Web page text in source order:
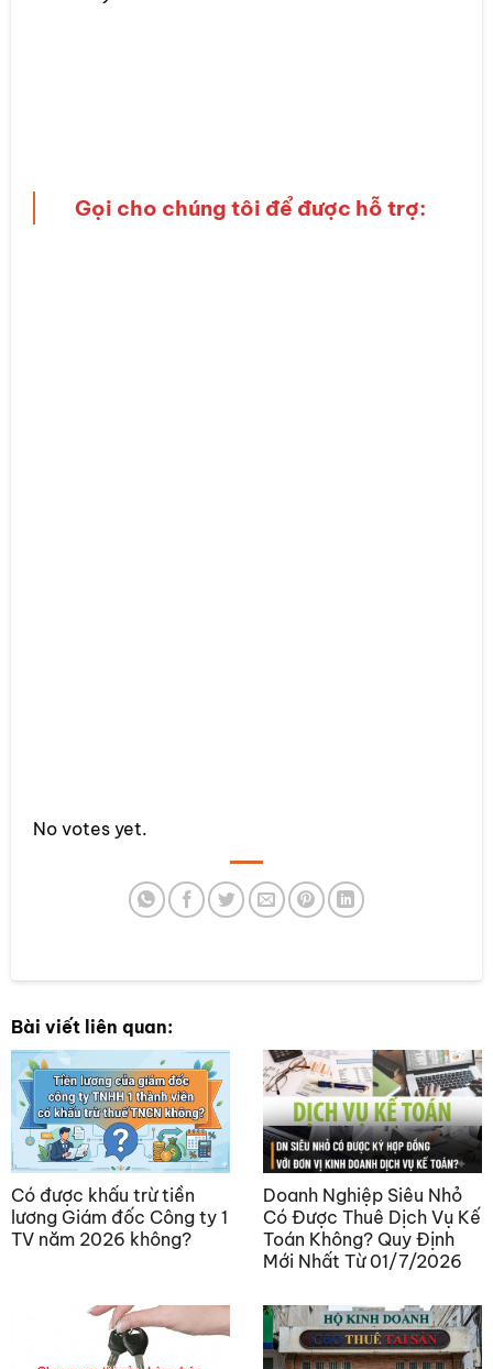
Gọi cho chúng tôi để được hỗ trợ:
SUBMIT RATING
No votes yet.
Bài viết liên quan:
Có được khấu trừ tiền
lương Giám đốc Công ty 1
TV năm 2026 không?
Doanh Nghiệp Siêu Nhỏ
Có Được Thuê Dịch Vụ Kế
Toán Không? Quy Định
Mới Nhất Từ 01/7/2026